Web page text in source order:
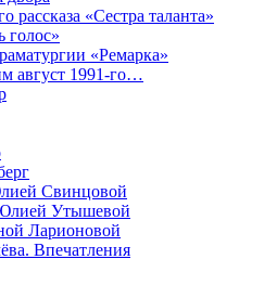
рассказа «Сестра таланта»
голос»
«Ремарка»
август 1991-го…
Свинцовой
Утышевой
Ларионовой
Впечатления